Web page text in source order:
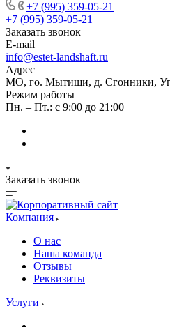
+7 (995) 359-05-21
+7 (995) 359-05-21
Заказать звонок
E-mail
info@estet-landshaft.ru
Адрес
МО, го. Мытищи, д. Сгонники,
Режим работы
Пн. – Пт.: с 9:00 до 21:00
Заказать звонок
Компания
О нас
Наша команда
Отзывы
Реквизиты
Услуги